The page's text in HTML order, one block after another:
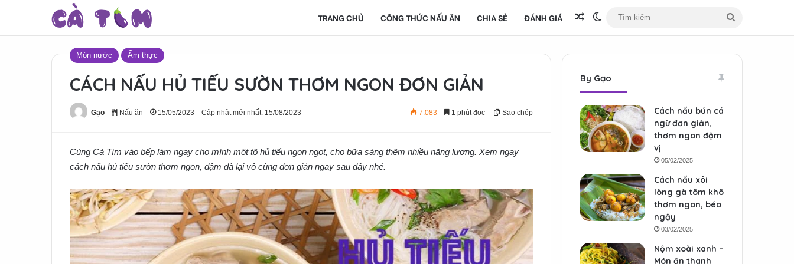
TRANG CHỦ CÔNG THỨC NẤU ĂN CHIA SẺ ĐÁNH GIÁ Bài viết ngẫu nhiên
Switch skin
kiếm
Món nước Ẩm thực
CÁCH NẤU HỦ TIẾU SƯỜN THƠM NGON ĐƠN GIẢN
Gạo Nấu ăn 15/05/2023 Cập nhật mới nhất: 15/08/2023 7.083 1 phút đọc Sao chép
Cùng Cà Tím vào bếp làm ngay cho mình một tô hủ tiếu ngon ngọt, cho bữa sáng thêm nhiều năng lượng. Xem ngay
cách nấu hủ tiếu sườn thơm ngon, đậm đà lại vô cùng đơn giản ngay sau đây nhé.
By Gạo
Cách nấu bún cá
ngừ đơn giản,
thơm ngon đậm
vị
05/02/2025
Cách nấu xôi
lòng gà tôm khô
thơm ngon, béo
ngậy
03/02/2025
Nộm xoài xanh –
Món ăn thanh